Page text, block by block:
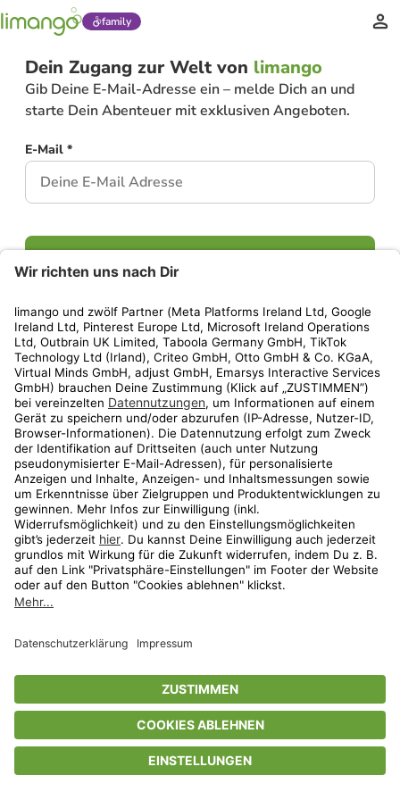
family
Dein Zugang zur Welt von limango
Gib Deine E-Mail-Adresse ein – melde Dich an und
starte Dein Abenteuer mit exklusiven Angeboten.
E-Mail *
Weiter
Privatsphäre-EinstellungenAGBDatenschutzCompliance
GeschenkgutscheinbedingungenImpressumHelp Center